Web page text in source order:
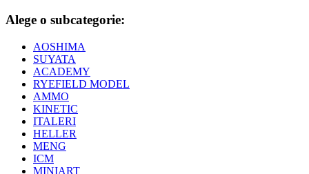
Alege o subcategorie:
AOSHIMA
SUYATA
ACADEMY
RYEFIELD MODEL
AMMO
KINETIC
ITALERI
HELLER
MENG
ICM
MINIART